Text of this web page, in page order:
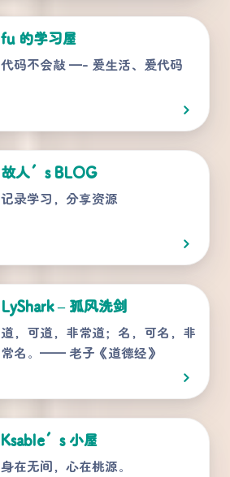
fu 的学习屋
代码不会敲 —- 爱生活、爱代码
故人’s BLOG
记录学习，分享资源
LyShark – 孤风洗剑
道，可道，非常道；名，可名，非
常名。—— 老子《道德经》
Ksable’s 小屋
身在无间，心在桃源。